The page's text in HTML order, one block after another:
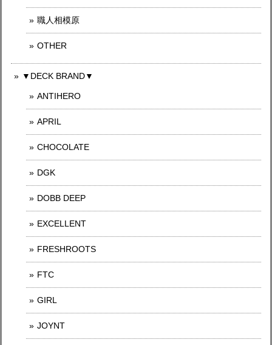
職人相模原
OTHER
▼DECK BRAND▼
ANTIHERO
APRIL
CHOCOLATE
DGK
DOBB DEEP
EXCELLENT
FRESHROOTS
FTC
GIRL
JOYNT